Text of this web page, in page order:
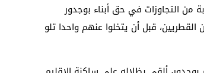
من التجاوزات في حق أبناء بوجدور
قبل أن يتخلوا عنهم واحدا تلو